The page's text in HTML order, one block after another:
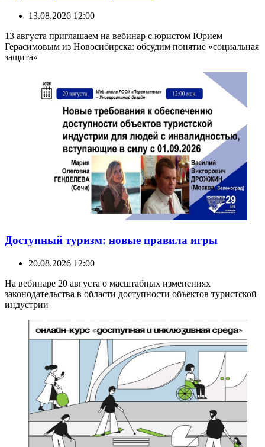
13.08.2026 12:00
13 августа приглашаем на вебинар с юристом Юрием
Герасимовым из Новосибирска: обсудим понятие «социальная
защита»
Доступный туризм: новые правила игры
20.08.2026 12:00
На вебинаре 20 августа о масштабных изменениях
законодательства в области доступности объектов туристской
индустрии